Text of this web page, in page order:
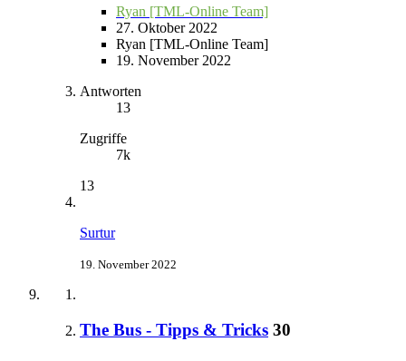
Ryan [TML-Online Team]
27. Oktober 2022
Ryan [TML-Online Team]
19. November 2022
Antworten
13
Zugriffe
7k
13
Surtur
19. November 2022
The Bus - Tipps & Tricks 30